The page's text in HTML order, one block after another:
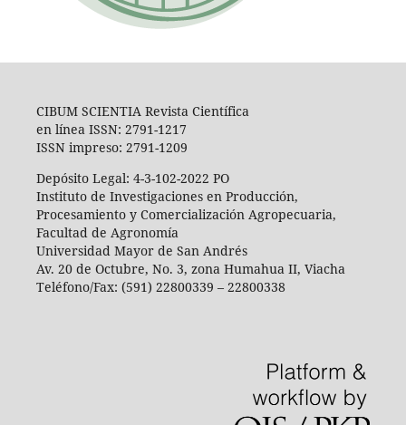
CIBUM SCIENTIA Revista Científica
en línea ISSN: 2791-1217
ISSN impreso: 2791-1209
Depósito Legal: 4-3-102-2022 PO
Instituto de Investigaciones en Producción,
Procesamiento y Comercialización Agropecuaria,
Facultad de Agronomía
Universidad Mayor de San Andrés
Av. 20 de Octubre, No. 3, zona Humahua II, Viacha
Teléfono/Fax: (591) 22800339 – 22800338